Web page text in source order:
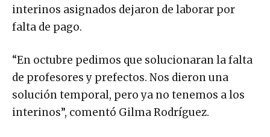
interinos asignados dejaron de laborar por
falta de pago.
“En octubre pedimos que solucionaran la falta
de profesores y prefectos. Nos dieron una
solución temporal, pero ya no tenemos a los
interinos”, comentó Gilma Rodríguez.